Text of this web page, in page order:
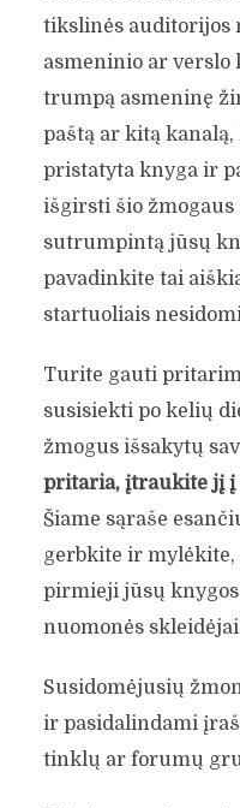
tikslinės auditorijos
asmeninio ar
trumpą asmeninę
paštą ar kitą
pristatyta knyga ir
išgirsti šio žmogaus
sutrumpintą jūsų
pavadinkite tai
startuoliais
Turite gauti
susisiekti po kelių
žmogus išsakytų
pritaria, įtraukite jį į
Šiame sąraše
gerbkite ir mylėkite,
pirmieji jūsų
nuomonės
Susidomėjusių
ir pasidalindami
tinklų ar forumų